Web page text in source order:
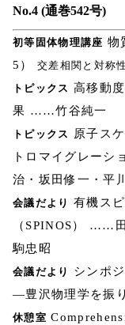
No.4 (通巻542号)
初等固体物理講座 物
5） 交差相関と対称
トピックス 高移動
果 ……竹谷純一
トピックス
原子ス
トロマイグレー
治・坂田修一・平
会議だより 有機ス
（SPINOS） ……
駒忠昭
会議だより
シンポ
―豊沢物理学を振
休憩室